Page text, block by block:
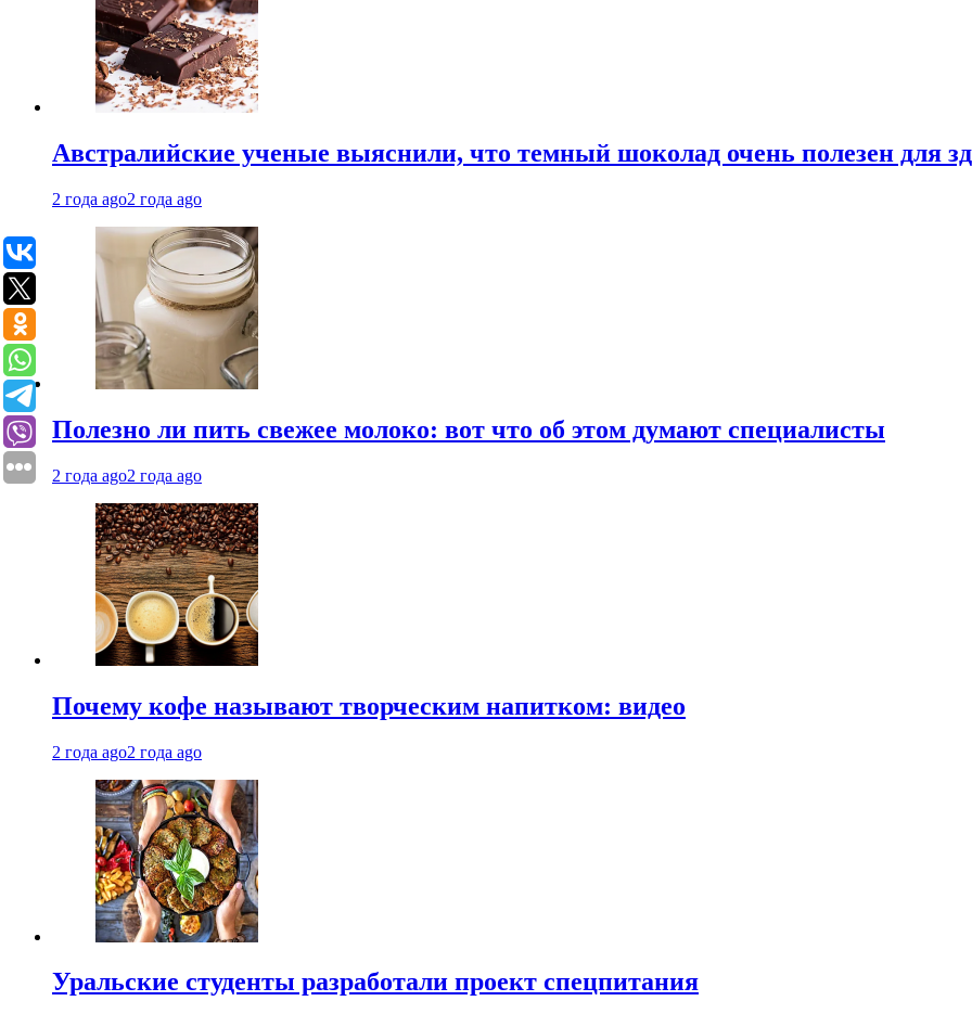
Австралийские ученые выяснили, что темный шоколад очень полезен для
2 года ago2 года ago
Полезно ли пить свежее молоко: вот что об этом думают специалисты
2 года ago2 года ago
Почему кофе называют творческим напитком: видео
2 года ago2 года ago
Уральские студенты разработали проект спецпитания